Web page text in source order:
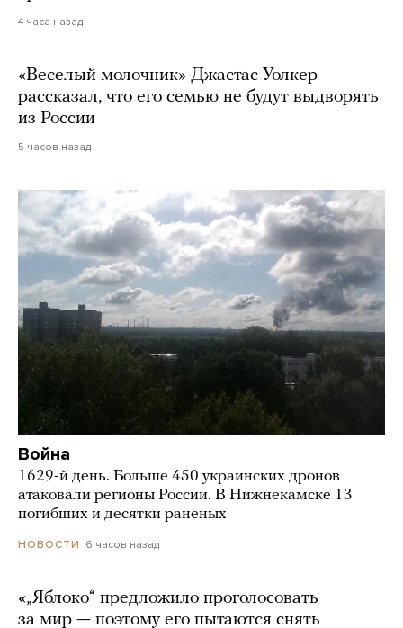
4 часа назад
«Веселый молочник» Джастас Уолкер
рассказал, что его семью не будут выдворять
из России
5 часов назад
Война
1629-й день. Больше 450 украинских дронов
атаковали регионы России. В Нижнекамске 13
погибших и десятки раненых
НОВОСТИ 6 часов назад
«„Яблоко“ предложило проголосовать
за мир — поэтому его пытаются снять